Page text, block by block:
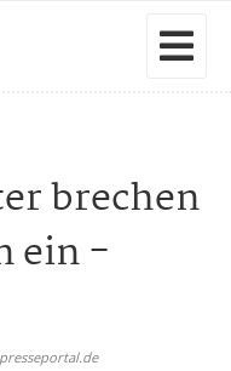
brechen
ein -